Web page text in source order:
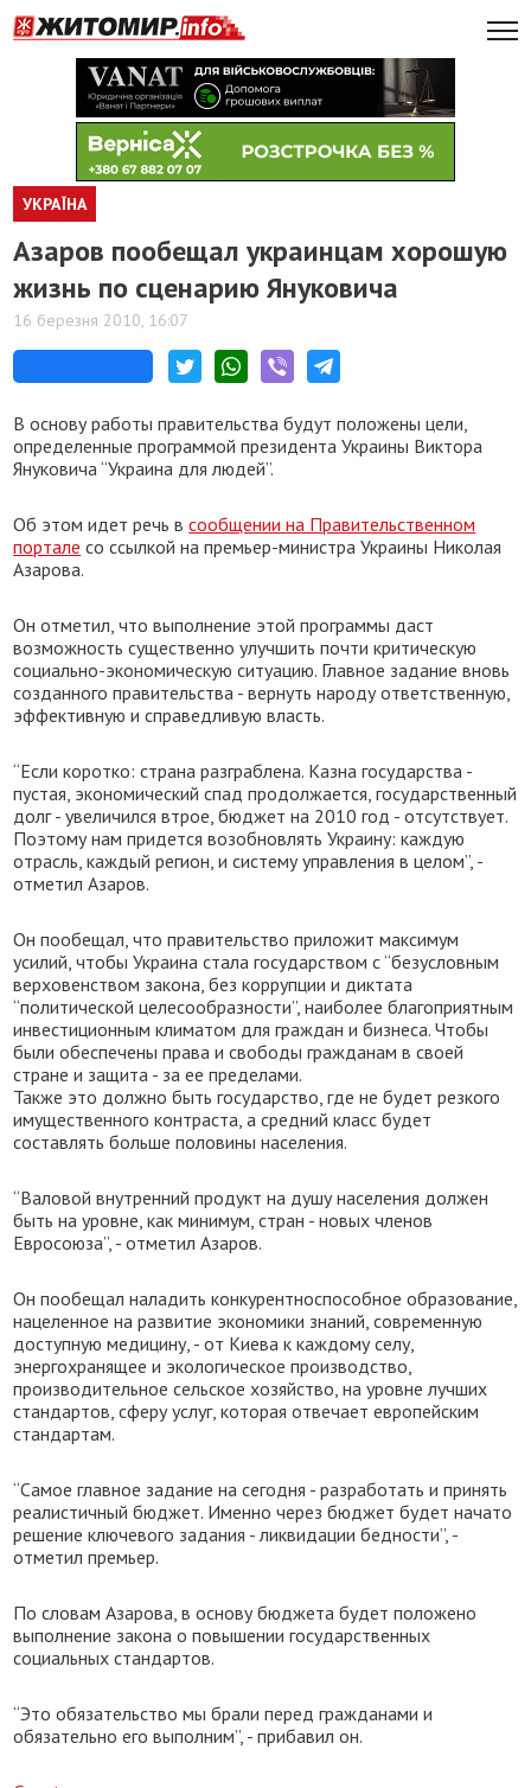
УКРАЇНА
Азаров пообещал украинцам хорошую
жизнь по сценарию Януковича
16 березня 2010, 16:07
В основу работы правительства будут положены цели,
определенные программой президента Украины Виктора
Януковича “Украина для людей”.
Об этом идет речь всообщении на Правительственном
портале со ссылкой на премьер-министра Украины Николая
Азарова.
Он отметил, что выполнение этой программы даст
возможность существенно улучшить почти критическую
социально-экономическую ситуацию. Главное задание вновь
созданного правительства - вернуть народу ответственную,
эффективную и справедливую власть.
“Если коротко: страна разграблена. Казна государства -
пустая, экономический спад продолжается, государственный
долг - увеличился втрое, бюджет на 2010 год - отсутствует.
Поэтому нам придется возобновлять Украину: каждую
отрасль, каждый регион, и систему управления в целом”, -
отметил Азаров.
Он пообещал, что правительство приложит максимум
усилий, чтобы Украина стала государством с “безусловным
верховенством закона, без коррупции и диктата
“политической целесообразности”, наиболее благоприятным
инвестиционным климатом для граждан и бизнеса. Чтобы
были обеспечены права и свободы гражданам в своей
стране и защита - за ее пределами.
Также это должно быть государство, где не будет резкого
имущественного контраста, а средний класс будет
составлять больше половины населения.
“Валовой внутренний продукт на душу населения должен
быть на уровне, как минимум, стран - новых членов
Евросоюза”, - отметил Азаров.
Он пообещал наладить конкурентноспособное образование,
нацеленное на развитие экономики знаний, современную
доступную медицину, - от Киева к каждому селу,
энергохранящее и экологическое производство,
производительное сельское хозяйство, на уровне лучших
стандартов, сферу услуг, которая отвечает европейским
стандартам.
“Самое главное задание на сегодня - разработать и принять
реалистичный бюджет. Именно через бюджет будет начато
решение ключевого задания - ликвидации бедности”, -
отметил премьер.
По словам Азарова, в основу бюджета будет положено
выполнение закона о повышении государственных
социальных стандартов.
“Это обязательство мы брали перед гражданами и
обязательно его выполним”, - прибавил он.